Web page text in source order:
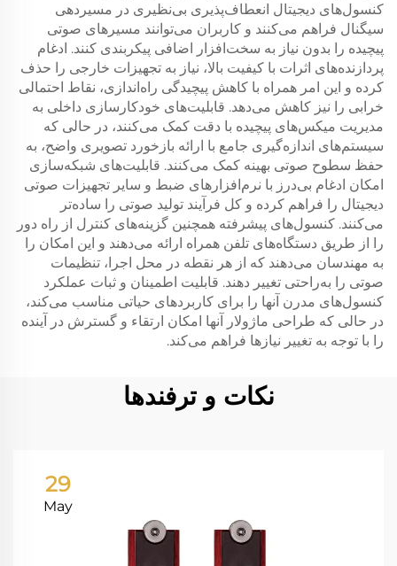
کنسول‌های دیجیتال انعطاف‌پذیری بی‌نظیری در مسیردهی
سیگنال فراهم می‌کنند و کاربران می‌توانند مسیرهای صوتی
پیچیده را بدون نیاز به سخت‌افزار اضافی پیکربندی کنند. ادغام
پردازنده‌های اثرات با کیفیت بالا، نیاز به تجهیزات خارجی را حذف
کرده و این امر همراه با کاهش پیچیدگی راه‌اندازی، نقاط احتمالی
خرابی را نیز کاهش می‌دهد. قابلیت‌های خودکارسازی داخلی به
مدیریت میکس‌های پیچیده با دقت کمک می‌کنند، در حالی که
سیستم‌های اندازه‌گیری جامع با ارائه بازخورد تصویری واضح، به
حفظ سطوح صوتی بهینه کمک می‌کنند. قابلیت‌های شبکه‌سازی
امکان ادغام بی‌درز با نرم‌افزارهای ضبط و سایر تجهیزات صوتی
دیجیتال را فراهم کرده و کل فرآیند تولید صوتی را ساده‌تر
می‌کنند. کنسول‌های پیشرفته همچنین گزینه‌های کنترل از راه دور
را از طریق دستگاه‌های تلفن همراه ارائه می‌دهند و این امکان را
به مهندسان می‌دهند که از هر نقطه در محل اجرا، تنظیمات
صوتی را به‌راحتی تغییر دهند. قابلیت اطمینان و ثبات عملکرد
کنسول‌های مدرن آنها را برای کاربردهای حیاتی مناسب می‌کند،
در حالی که طراحی ماژولار آنها امکان ارتقاء و گسترش در آینده
را با توجه به تغییر نیازها فراهم می‌کند.
نکات و ترفندها
29
May